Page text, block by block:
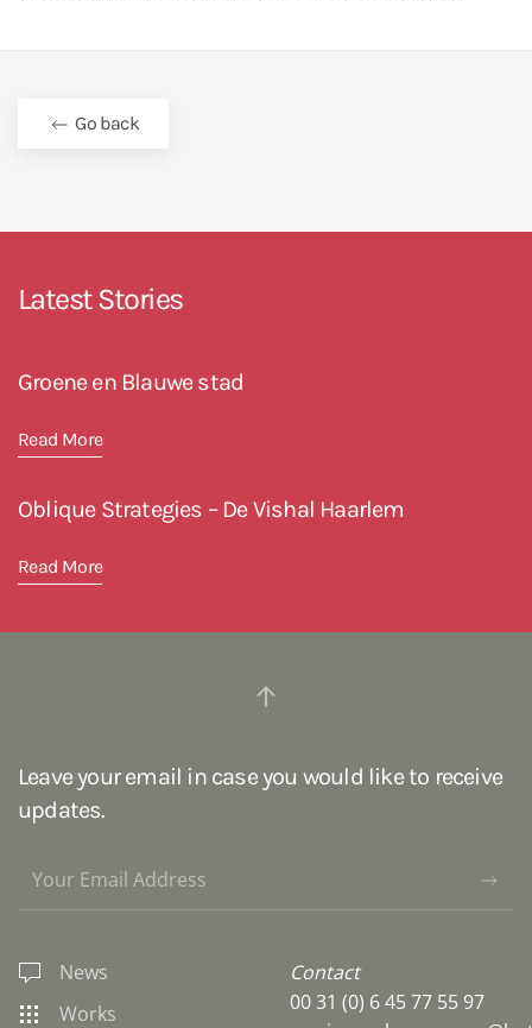
Go back
Latest Stories
Groene en Blauwe stad
Read More
Oblique Strategies – De Vishal Haarlem
Read More
Leave your email in case you would like to receive
updates.
News
Works
Contact
00 31 (0) 6 45 77 55 97